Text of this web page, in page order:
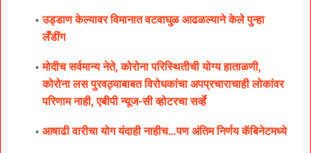
उड्डाण केल्यावर विमानात वटवाघुळ आढळल्याने केले पुन्हा
लॅँडींग
मोदीच सर्वमान्य नेते, कोरोना परिस्थितीची योग्य हाताळणी,
कोरोना लस पुरवठ्याबाबत विरोधकांचा अपप्रचाराचाही लोकांवर
परिणाम नाही, एबीपी न्यूज-सी व्होटरचा सर्व्हे
आषाढी वारीचा योग यंदाही नाहीच…पण अंतिम निर्णय कॅबिनेटमध्ये